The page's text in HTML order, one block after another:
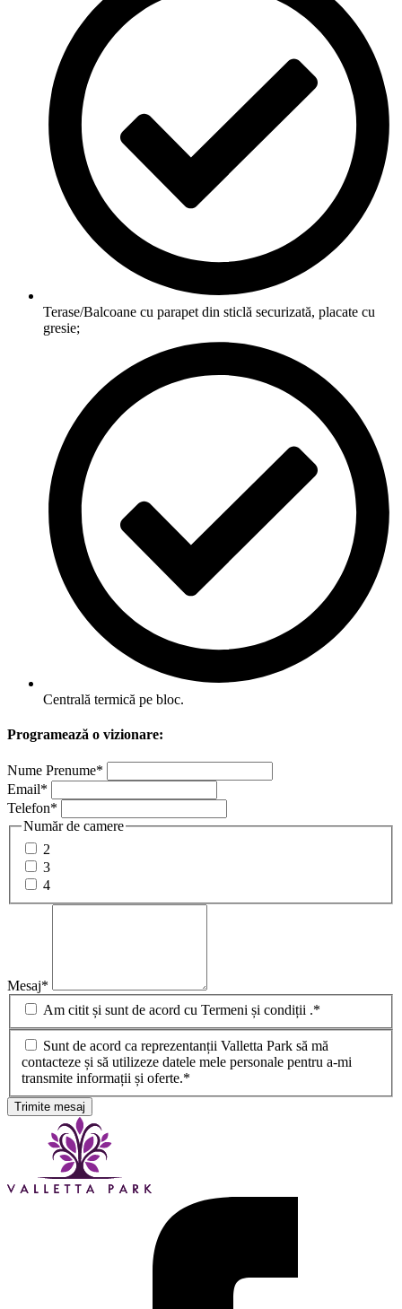
Terase/Balcoane cu parapet din sticlă securizată, placate cu
gresie;
Centrală termică pe bloc.
Programează o vizionare:
Nume Prenume*
Email*
Telefon*
Număr de camere
2
3
4
Mesaj*
Am citit și sunt de acord cu Termeni și condiții .*
Sunt de acord ca reprezentanții Valletta Park să mă
contacteze și să utilizeze datele mele personale pentru a-mi
transmite informații și oferte.*
Trimite mesaj